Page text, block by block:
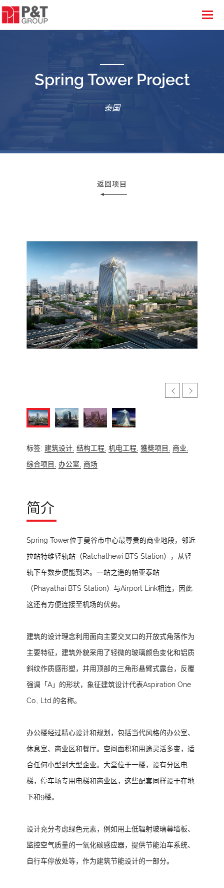
Spring Tower Project
泰国
返回项目
标签: 建筑设计, 结构工程, 机电工程, 獲奬项目,
商业,
综合项目,
办公室, 商场
简介
Spring Tower位于曼谷市中心最尊贵的商业地段，邻近
拉站特维轻轨站（Ratchathewi BTS Station），从轻
轨下车数步便能到达。一站之遥的帕亚泰站
（Phayathai BTS Station）与Airport Link相连，因此
这还有方便连接至机场的优势。
建筑的设计理念利用面向主要交叉口的开放式角落作为
主要特征，建筑外貌采用了轻微的玻璃颜色变化和铝质
斜纹作质感形塑，并用顶部的三角形悬臂式露台，反覆
强调「A」的形状，象征建筑设计代表Aspiration One
Co., Ltd.的名称。
办公楼经过精心设计和规划，包括当代风格的办公室、
休息室、商业区和餐厅。空间面积和用途灵活多变，适
合任何小型到大型企业。大堂位于一楼，设有分区电
梯，停车场专用电梯和商业区，这些配套同样设于在地
下和9楼。
设计充分考虑绿色元素，例如用上低辐射玻璃幕墙板、
监控空气质量的一氧化碳感应器，提供节能泊车系统、
自行车停放处等，作为建筑节能设计的一部分。